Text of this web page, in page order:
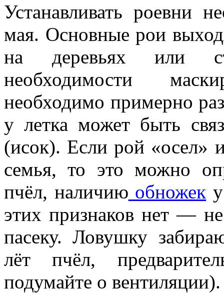
Устанавливать роевни
мая. Основные рои
на деревьях или
необходимости
необходимо примерно
у летка может быть
(исок). Если рой «осел» и
семья, то это можно
пчёл, наличию обножек
этих признаков нет —
пасеку. Ловушку
лёт пчёл,
подумайте о вентиляции).